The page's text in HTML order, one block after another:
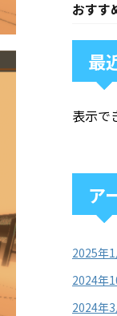
おすす
最
表示で
ア
2025年1
2024年
2024年3